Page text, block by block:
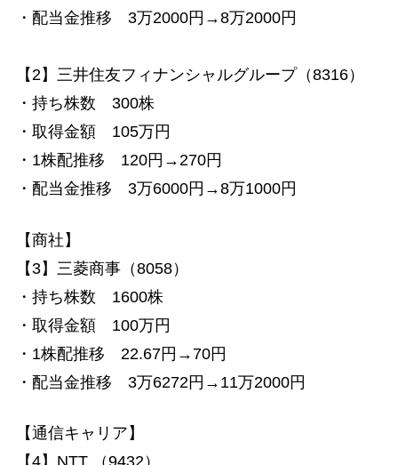
・配当金推移 3万2000円→8万2000円
【2】三井住友フィナンシャルグループ（8316）
・持ち株数 300株
・取得金額 105万円
・1株配推移 120円→270円
・配当金推移 3万6000円→8万1000円
【商社】
【3】三菱商事（8058）
・持ち株数 1600株
・取得金額 100万円
・1株配推移 22.67円→70円
・配当金推移 3万6272円→11万2000円
【通信キャリア】
【4】NTT （9432）